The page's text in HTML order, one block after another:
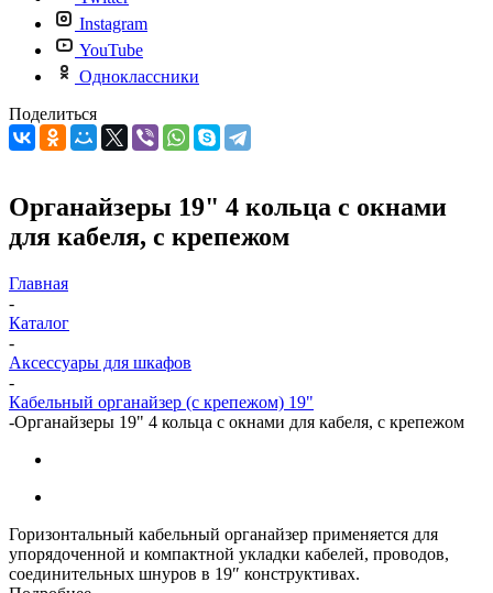
Instagram
YouTube
Одноклассники
Поделиться
Органайзеры 19" 4 кольца с окнами
для кабеля, с крепежом
Главная
-
Каталог
-
Аксессуары для шкафов
-
Кабельный органайзер (с крепежом) 19"
-Органайзеры 19" 4 кольца с окнами для кабеля, с крепежом
Горизонтальный кабельный органайзер применяется для
упорядоченной и компактной укладки кабелей, проводов,
соединительных шнуров в 19″ конструктивах.